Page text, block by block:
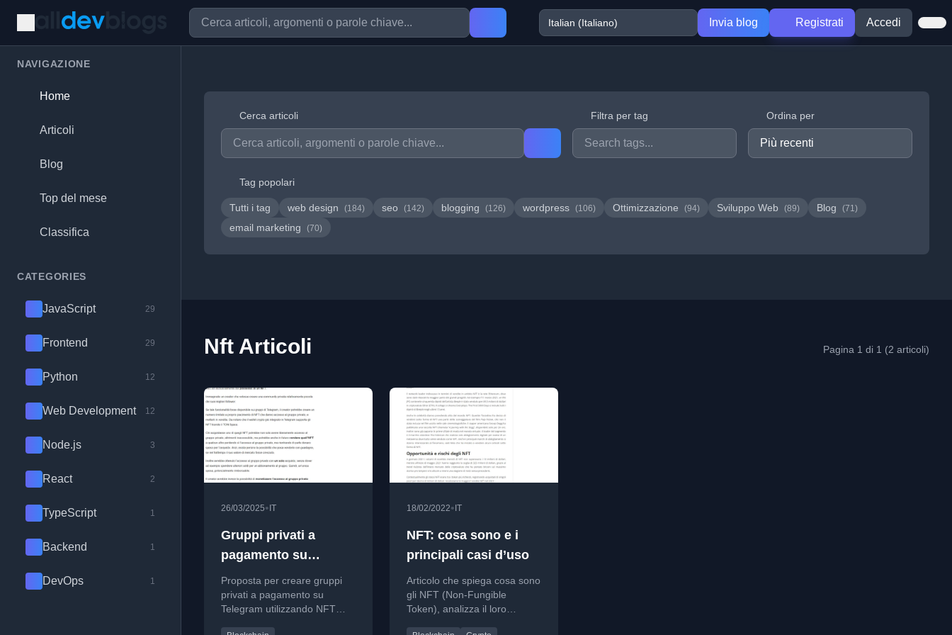
Invia blog Registrati Accedi
NAVIGAZIONE
Home
Articoli
Blog
Top del mese
Classifica
CATEGORIES
JavaScript 29
Frontend 29
Python 12
Web Development 12
Node.js 3
React 2
TypeScript 1
Backend 1
DevOps 1
Cerca articoli Filtra per tag Ordina per
Tag popolari
Tutti i tag web design (184) seo (142) blogging (126) wordpress (106) Ottimizzazione (94) Sviluppo Web (89) Blog (71)
email marketing (70)
Nft Articoli Pagina 1 di 1 (2 articoli)
26/03/2025• IT
Gruppi privati a
pagamento su
Telegram con NFT
Proposta per creare gruppi
privati a pagamento su
Telegram utilizzando NFT
18/02/2022• IT
NFT: cosa sono e i
principali casi d’uso
Articolo che spiega cosa sono
gli NFT (Non-Fungible
Token), analizza il loro